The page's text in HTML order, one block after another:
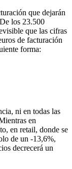
que dejarán
los 23.500
que las cifras
de facturación
forma:
ni en todas las
en
en retail, donde se
de un -13,6%,
decrecerá un